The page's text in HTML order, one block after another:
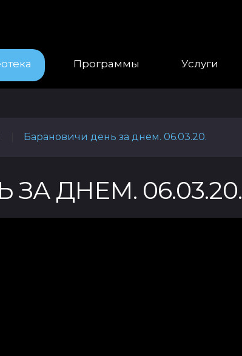
Программы Услуги
Барановичи день за днем. 06.03.20.
ДНЕМ. 06.03.20.